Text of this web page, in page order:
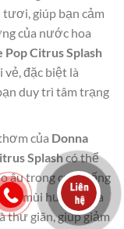
tươi, giúp bạn cảm
của nước hoa
Pop Citrus Splash
đặc biệt là
duy trì tâm trạng
của Donna
Splashcó thể
âu trong cuộc sống
mùi hương của
thư giãn, giúp giảm